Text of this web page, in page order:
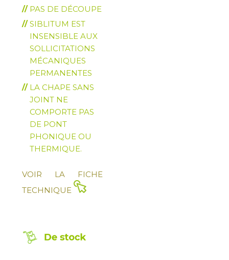
PAS DE DÉCOUPE
SIBLITUM EST
INSENSIBLE AUX
SOLLICITATIONS
MÉCANIQUES
PERMANENTES
LA CHAPE SANS
JOINT NE
COMPORTE PAS
DE PONT
PHONIQUE OU
THERMIQUE.
VOIR LA FICHE
TECHNIQUE